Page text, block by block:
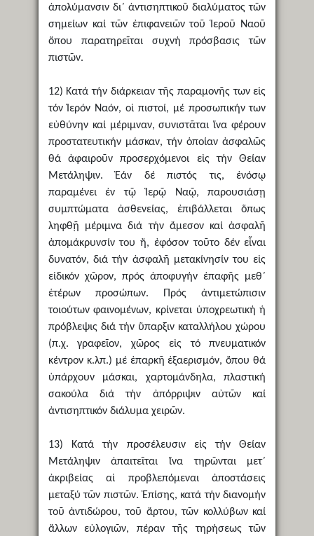
ἀπολύμανσιν δι΄ ἀντισηπτικοῦ διαλύματος τῶν
σημείων καί τῶν ἐπιφανειῶν τοῦ Ἱεροῦ Ναοῦ
ὅπου παρατηρεῖται συχνή πρόσβασις τῶν
πιστῶν.
12) Κατά τήν διάρκειαν τῆς παραμονῆς των εἰς
τόν Ἱερόν Ναόν, οἱ πιστοί, μέ προσωπικήν των
εὐθύνην καί μέριμναν, συνιστᾶται ἵνα φέρουν
προστατευτικήν μάσκαν, τήν ὁποίαν ἀσφαλῶς
θά ἀφαιροῦν προσερχόμενοι εἰς τήν Θείαν
Μετάληψιν. Ἐάν δέ πιστός τις, ἐνόσῳ
παραμένει ἐν τῷ Ἱερῷ Ναῷ, παρουσιάσῃ
συμπτώματα ἀσθενείας, ἐπιβάλλεται ὅπως
ληφθῇ μέριμνα διά τήν ἄμεσον καί ἀσφαλῆ
ἀπομάκρυνσίν του ἤ, ἐφόσον τοῦτο δέν εἶναι
δυνατόν, διά τήν ἀσφαλῆ μετακίνησίν του εἰς
εἰδικόν χῶρον, πρός ἀποφυγήν ἐπαφῆς μεθ΄
ἑτέρων προσώπων. Πρός ἀντιμετώπισιν
τοιούτων φαινομένων, κρίνεται ὑποχρεωτική ἡ
πρόβλεψις διά τήν ὕπαρξιν καταλλήλου χώρου
(π.χ. γραφεῖον, χῶρος εἰς τό πνευματικόν
κέντρον κ.λπ.) μέ ἐπαρκῆ ἐξαερισμόν, ὅπου θά
ὑπάρχουν μάσκαι, χαρτομάνδηλα, πλαστική
σακούλα διά τήν ἀπόρριψιν αὐτῶν καί
ἀντισηπτικόν διάλυμα χειρῶν.
13) Κατά τήν προσέλευσιν εἰς τήν Θείαν
Μετάληψιν ἀπαιτεῖται ἵνα τηρῶνται μετ΄
ἀκριβείας αἱ προβλεπόμεναι ἀποστάσεις
μεταξύ τῶν πιστῶν. Ἐπίσης, κατά τήν διανομήν
τοῦ ἀντιδώρου, τοῦ ἄρτου, τῶν κολλύβων καί
ἄλλων εὐλογιῶν, πέραν τῆς τηρήσεως τῶν